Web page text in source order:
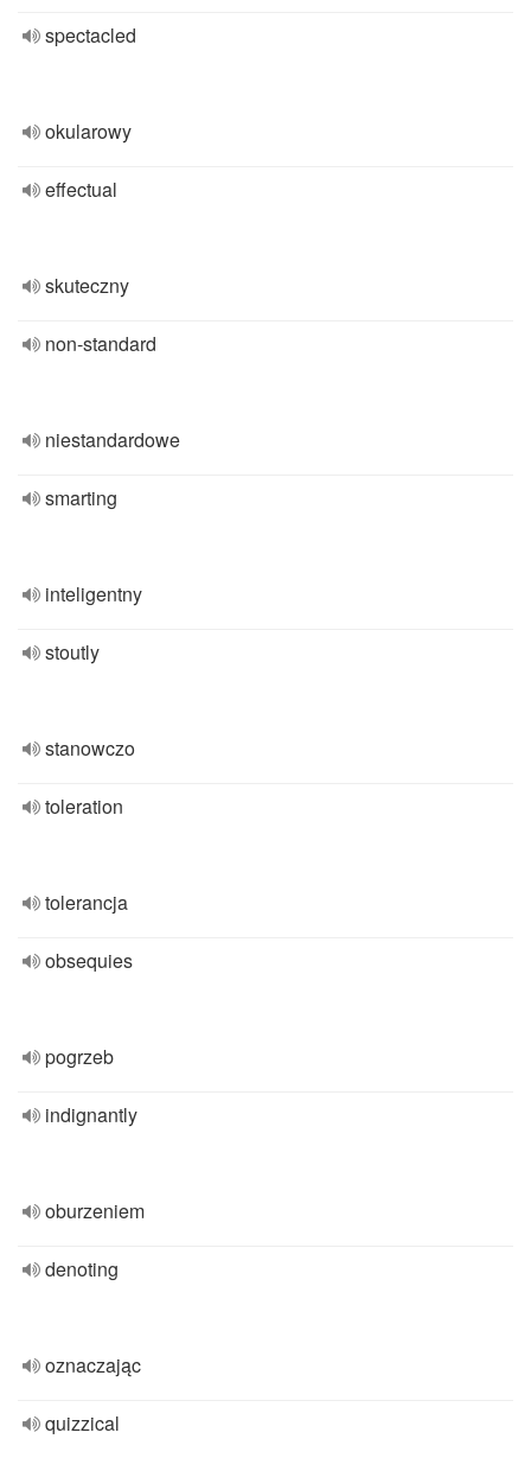
spectacled
okularowy
effectual
skuteczny
non-standard
niestandardowe
smarting
inteligentny
stoutly
stanowczo
toleration
tolerancja
obsequies
pogrzeb
indignantly
oburzeniem
denoting
oznaczając
quizzical